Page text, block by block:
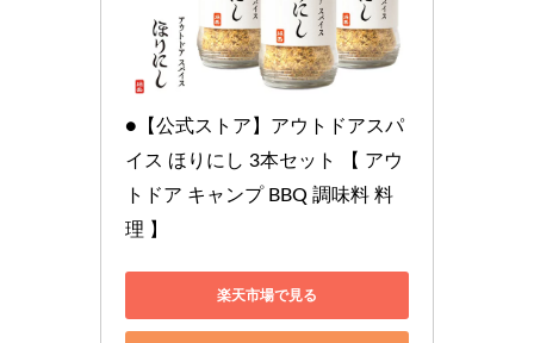
●【公式ストア】アウトドアスパ
イス ほりにし 3本セット 【 アウ
トドア キャンプ BBQ 調味料 料
理 】
楽天市場で見る